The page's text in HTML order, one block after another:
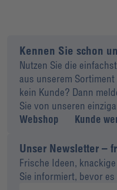
Kennen Sie schon
Nutzen Sie die
aus unserem
kein Kunde? Dann
Sie von unseren
Webshop
Kunde
Unser Newsletter –
Frische Ideen,
Sie informiert, bevor